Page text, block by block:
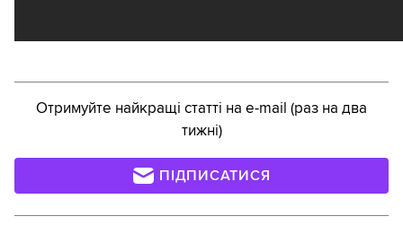
Отримуйте найкращі статті на e-mail (раз на два
тижні)
ПІДПИСАТИСЯ